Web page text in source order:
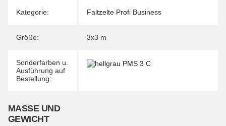
Kategorie: Faltzelte Profi Business
Größe: 3x3 m
Sonderfarben u.
Ausführung auf
Bestellung:
MASSE UND G
EWICHT